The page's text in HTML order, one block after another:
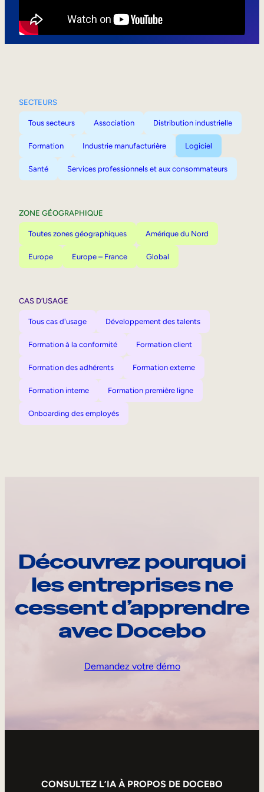
SECTEURS
Tous secteurs Association Distribution industrielle
Formation Industrie manufacturière Logiciel
Santé Services professionnels et aux consommateurs
ZONE GÉOGRAPHIQUE
Toutes zones géographiques Amérique du Nord
Europe Europe – France Global
CAS D’USAGE
Tous cas d'usage Développement des talents
Formation à la conformité Formation client
Formation des adhérents Formation externe
Formation interne Formation première ligne
Onboarding des employés
Découvrez pourquoi
les entreprises ne
cessent d’apprendre
avec Docebo
Demandez votre démo
CONSULTEZ L’IA À PROPOS DE DOCEBO